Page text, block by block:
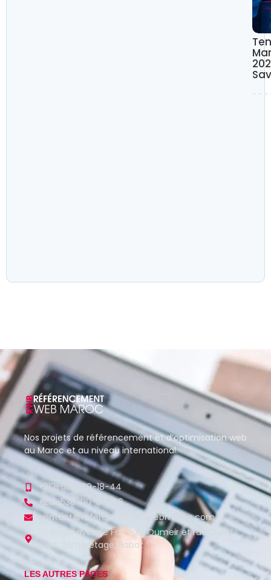
Nos projets de référencement et d’optimisation web
au Maroc et au niveau international.
+212-650-89-18-44
+212-538-00-86-46
contact@referencementwebmaroc.com
32 angle avenue Fal Ould Oumeir et rue Oued
Beht, 2ème étage, Rabat
LES AUTRES PAGES